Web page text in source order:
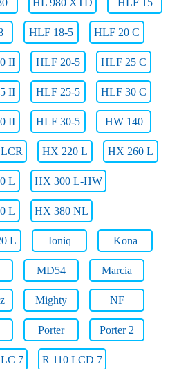
HL 980 XTD HLF 15
HLF 18-5 HLF 20 C
II HLF 20-5 HLF 25 C
II HLF 25-5 HLF 30 C
II HLF 30-5 HW 140
HX 220 L HX 260 L
L HX 300 L-HW
L HX 380 NL
L Ioniq Kona
MD54 Marcia
Mighty NF
Porter Porter 2
7 R 110 LCD 7